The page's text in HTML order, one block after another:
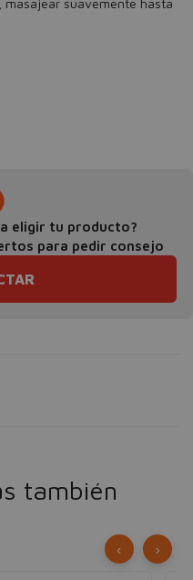
masajear suavemente hasta
eligir tu producto?
para pedir consejo
también
‹ ›